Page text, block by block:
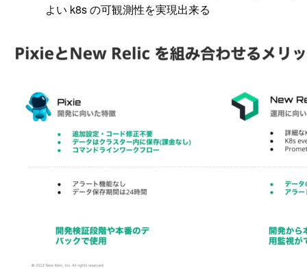
よい k8s の可観測性を実現出来る